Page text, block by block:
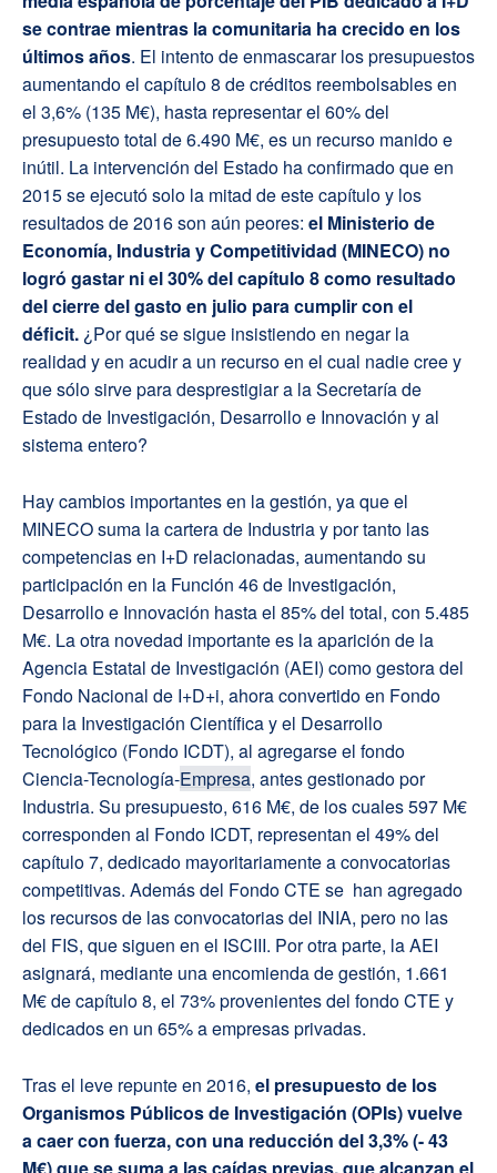
se contrae mientras la comunitaria ha crecido en los
últimos años. El intento de enmascarar los presupuestos
aumentando el capítulo 8 de créditos reembolsables en
el 3,6% (135 M€), hasta representar el 60% del
presupuesto total de 6.490 M€, es un recurso manido e
inútil. La intervención del Estado ha confirmado que en
2015 se ejecutó solo la mitad de este capítulo y los
resultados de 2016 son aún peores: el Ministerio de
Economía, Industria y Competitividad (MINECO) no
logró gastar ni el 30% del capítulo 8 como resultado
del cierre del gasto en julio para cumplir con el
déficit. ¿Por qué se sigue insistiendo en negar la
realidad y en acudir a un recurso en el cual nadie cree y
que sólo sirve para desprestigiar a la Secretaría de
Estado de Investigación, Desarrollo e Innovación y al
sistema entero?
Hay cambios importantes en la gestión, ya que el
MINECO suma la cartera de Industria y por tanto las
competencias en I+D relacionadas, aumentando su
participación en la Función 46 de Investigación,
Desarrollo e Innovación hasta el 85% del total, con 5.485
M€. La otra novedad importante es la aparición de la
Agencia Estatal de Investigación (AEI) como gestora del
Fondo Nacional de I+D+i, ahora convertido en Fondo
para la Investigación Científica y el Desarrollo
Tecnológico (Fondo ICDT), al agregarse el fondo
Ciencia-Tecnología-Empresa, antes gestionado por
Industria. Su presupuesto, 616 M€, de los cuales 597 M€
corresponden al Fondo ICDT, representan el 49% del
capítulo 7, dedicado mayoritariamente a convocatorias
competitivas. Además del Fondo CTE se han agregado
los recursos de las convocatorias del INIA, pero no las
del FIS, que siguen en el ISCIII. Por otra parte, la AEI
asignará, mediante una encomienda de gestión, 1.661
M€ de capítulo 8, el 73% provenientes del fondo CTE y
dedicados en un 65% a empresas privadas.
Tras el leve repunte en 2016, el presupuesto de los
Organismos Públicos de Investigación (OPIs) vuelve
a caer con fuerza, con una reducción del 3,3% (- 43